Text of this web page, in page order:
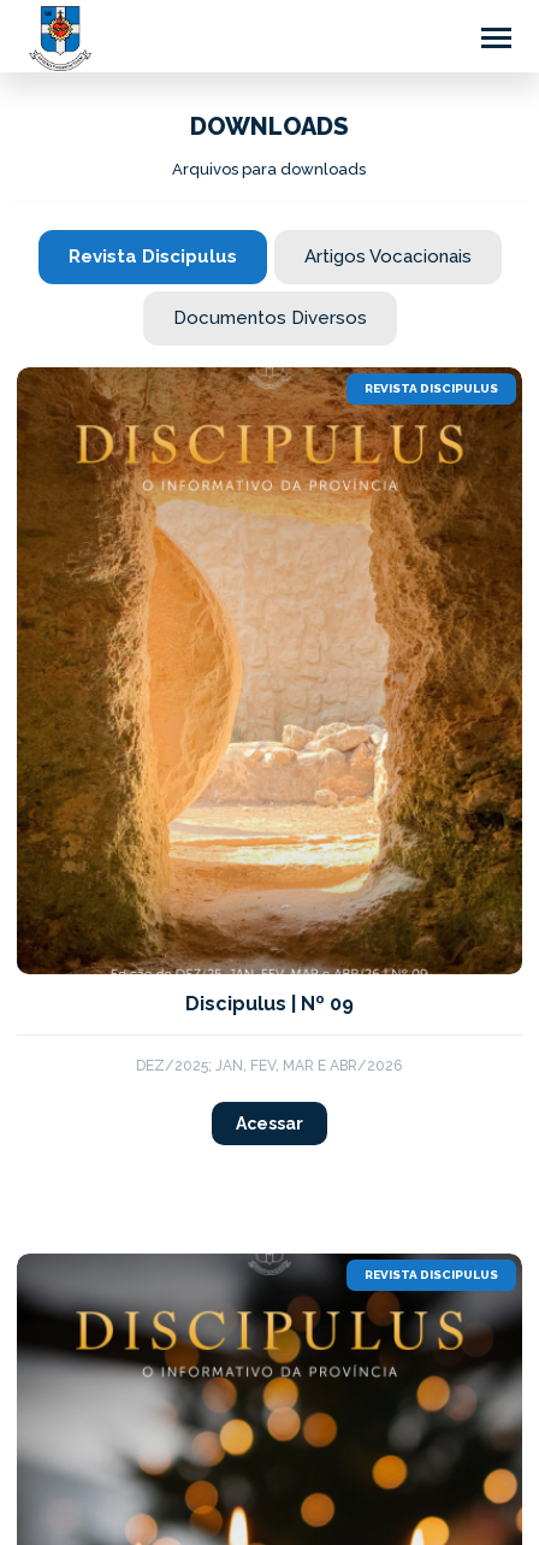
DOWNLOADS
Arquivos para downloads
Revista Discipulus Artigos Vocacionais
Documentos Diversos
REVISTA DISCIPULUS
Discipulus | Nº 09
DEZ/2025; JAN, FEV, MAR E ABR/2026
Acessar
REVISTA DISCIPULUS